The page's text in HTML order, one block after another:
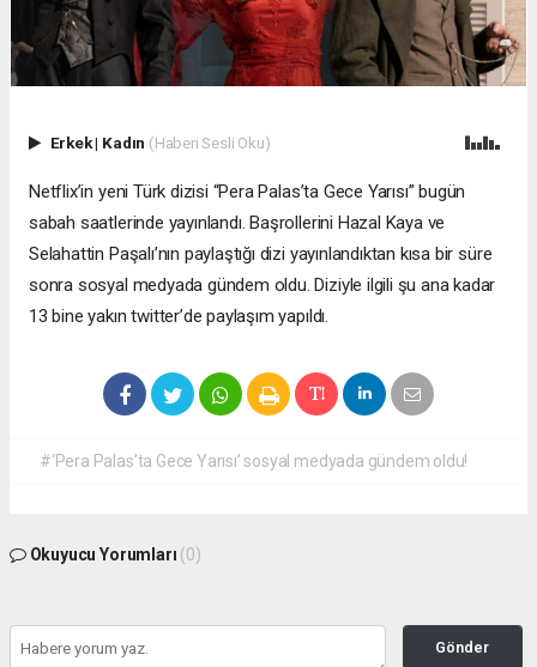
Erkek| Kadın (Haberi Sesli Oku)
Netflix’in yeni Türk dizisi “Pera Palas’ta Gece Yarısı” bugün
sabah saatlerinde yayınlandı. Başrollerini Hazal Kaya ve
Selahattin Paşalı’nın paylaştığı dizi yayınlandıktan kısa bir süre
sonra sosyal medyada gündem oldu. Diziyle ilgili şu ana kadar
13 bine yakın twitter’de paylaşım yapıldı.
#‘Pera Palas’ta Gece Yarısı’ sosyal medyada gündem oldu!
Okuyucu Yorumları (0)
Gönder